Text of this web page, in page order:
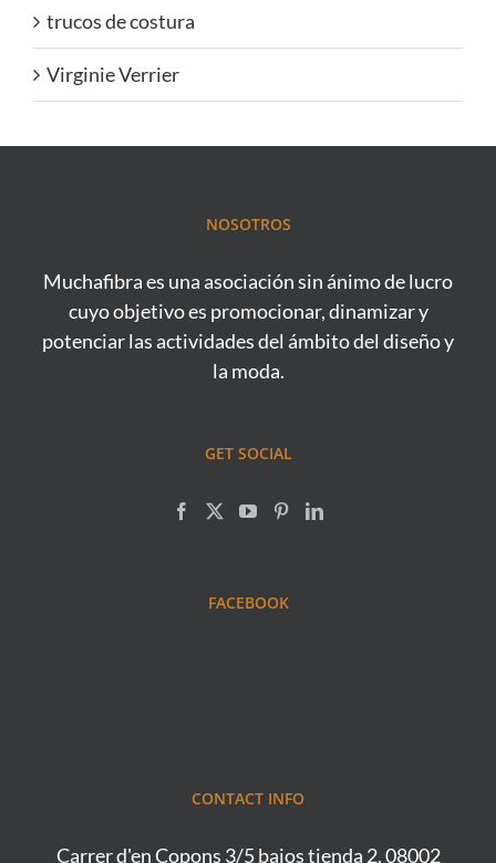
trucos de costura
Virginie Verrier
NOSOTROS
Muchafibra es una asociación sin ánimo de lucro
cuyo objetivo es promocionar, dinamizar y
potenciar las actividades del ámbito del diseño y
la moda.
GET SOCIAL
FACEBOOK
CONTACT INFO
Carrer d'en Copons 3/5 bajos tienda 2, 08002